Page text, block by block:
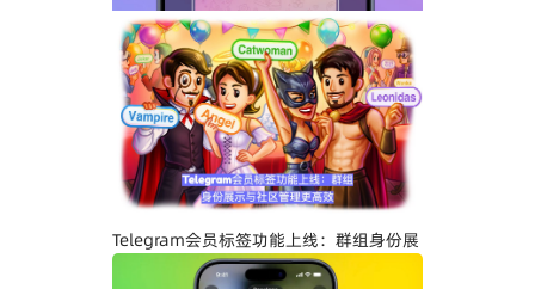
Telegram关闭私聊分享功能详解：增强聊
天隐私与内容保护
Telegram会员标签功能上线：群组身份展
示与社区管理更高效